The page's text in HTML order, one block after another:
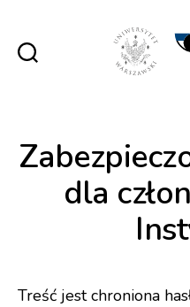
dla
Treść jest chroniona